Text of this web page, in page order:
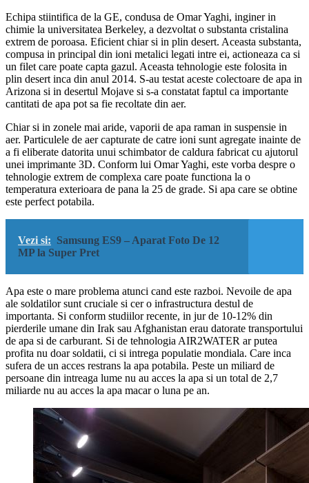
Echipa stiintifica de la GE, condusa de Omar Yaghi, inginer in
chimie la universitatea Berkeley, a dezvoltat o substanta cristalina
extrem de poroasa. Eficient chiar si in plin desert. Aceasta substanta,
compusa in principal din ioni metalici legati intre ei, actioneaza ca si
un filet care poate capta gazul. Aceasta tehnologie este folosita in
plin desert inca din anul 2014. S-au testat aceste colectoare de apa in
Arizona si in desertul Mojave si s-a constatat faptul ca importante
cantitati de apa pot sa fie recoltate din aer.
Chiar si in zonele mai aride, vaporii de apa raman in suspensie in
aer. Particulele de aer capturate de catre ioni sunt agregate inainte de
a fi eliberate datorita unui schimbator de caldura fabricat cu ajutorul
unei imprimante 3D. Conform lui Omar Yaghi, este vorba despre o
tehnologie extrem de complexa care poate functiona la o
temperatura exterioara de pana la 25 de grade. Si apa care se obtine
este perfect potabila.
Vezi si: Samsung ES9 – Aparat Foto De 12
MP la Super Pret
Apa este o mare problema atunci cand este razboi. Nevoile de apa
ale soldatilor sunt cruciale si cer o infrastructura destul de
importanta. Si conform studiilor recente, in jur de 10-12% din
pierderile umane din Irak sau Afghanistan erau datorate transportului
de apa si de carburant. Si de tehnologia AIR2WATER ar putea
profita nu doar soldatii, ci si intrega populatie mondiala. Care inca
sufera de un acces restrans la apa potabila. Peste un miliard de
persoane din intreaga lume nu au acces la apa si un total de 2,7
miliarde nu au acces la apa macar o luna pe an.